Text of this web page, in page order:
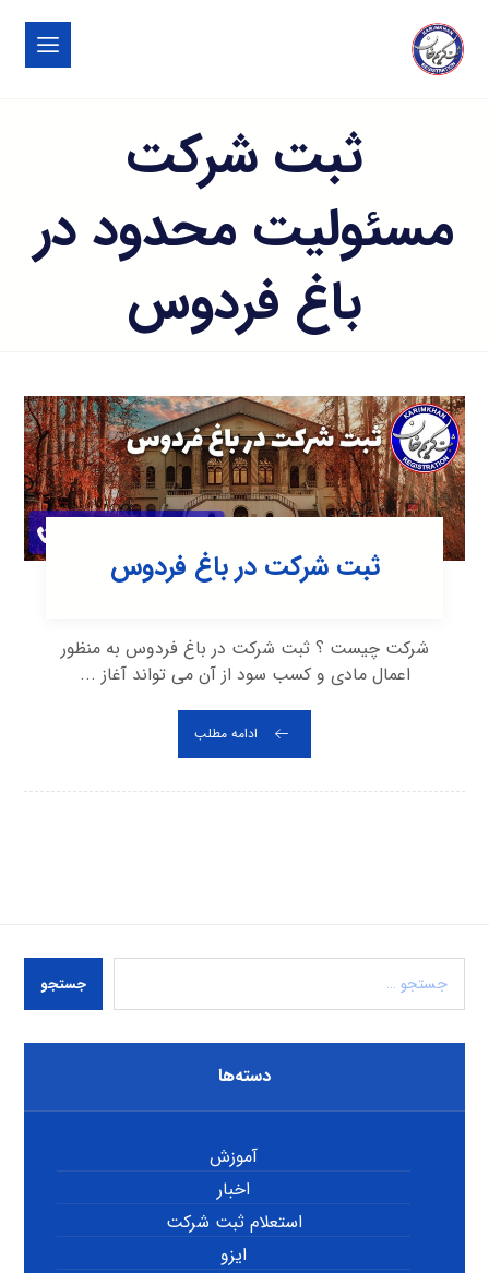
ثبت شرکت
مسئولیت محدود در
باغ فردوس
ثبت شرکت در باغ فردوس
شرکت چیست ؟ ثبت شرکت در باغ فردوس به منظور
اعمال مادی و کسب سود از آن می تواند آغاز ...
ادامه مطلب
جستجو
دسته‌ها
آموزش
اخبار
استعلام ثبت شرکت
ایزو